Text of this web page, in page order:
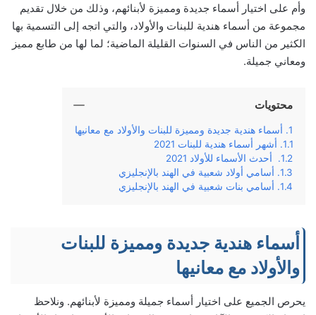
وأم على اختيار أسماء جديدة ومميزة لأبنائهم، وذلك من خلال تقديم
مجموعة من أسماء هندية للبنات والأولاد، والتي اتجه إلى التسمية بها
الكثير من الناس في السنوات القليلة الماضية؛ لما لها من طابع مميز
ومعاني جميلة.
محتويات
أسماء هندية جديدة ومميزة للبنات والأولاد مع معانيها
أشهر أسماء هندية للبنات 2021
أحدث الأسماء للأولاد 2021
أسامي أولاد شعبية في الهند بالإنجليزي
أسامي بنات شعبية في الهند بالإنجليزي
أسماء هندية جديدة ومميزة للبنات
والأولاد مع معانيها
يحرص الجميع على اختيار أسماء جميلة ومميزة لأبنائهم. ونلاحظ